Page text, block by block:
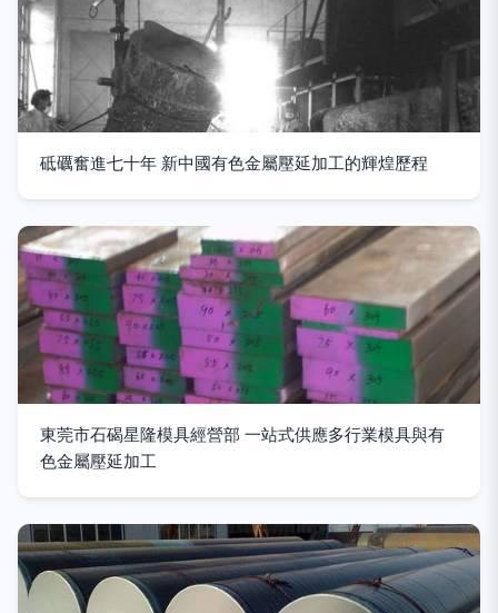
砥礪奮進七十年 新中國有色金屬壓延加工的輝煌歷程
東莞市石碣星隆模具經營部 一站式供應多行業模具與有
色金屬壓延加工